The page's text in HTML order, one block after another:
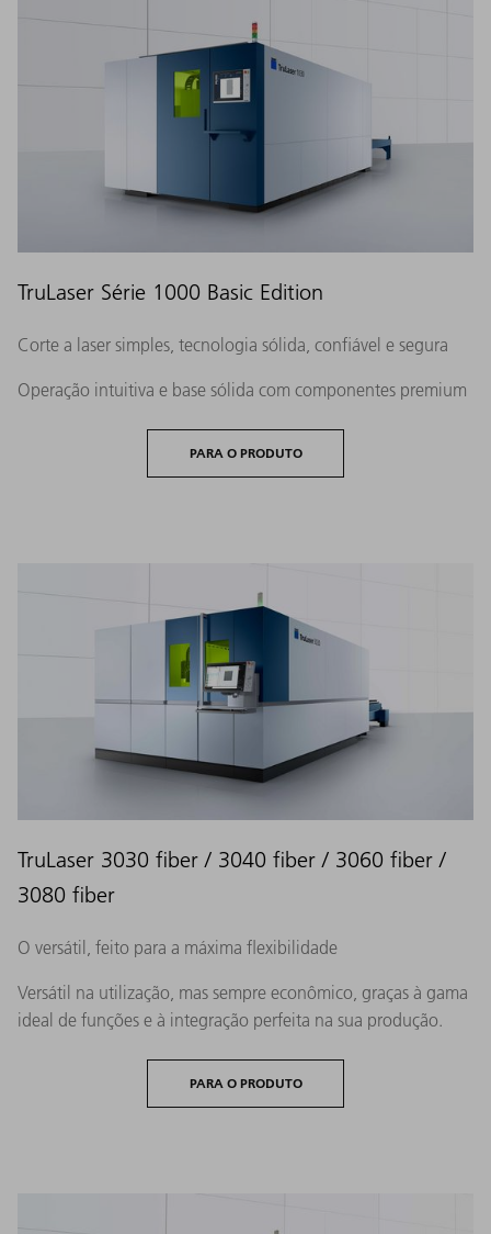
TruLaser Série 1000 Basic Edition
Corte a laser simples, tecnologia sólida, confiável e segura
Operação intuitiva e base sólida com componentes premium
PARA O PRODUTO
TruLaser 3030 fiber / 3040 fiber / 3060 fiber /
3080 fiber
O versátil, feito para a máxima flexibilidade
Versátil na utilização, mas sempre econômico, graças à gama
ideal de funções e à integração perfeita na sua produção.
PARA O PRODUTO